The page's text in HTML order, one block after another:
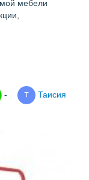
мебели
- Таисия